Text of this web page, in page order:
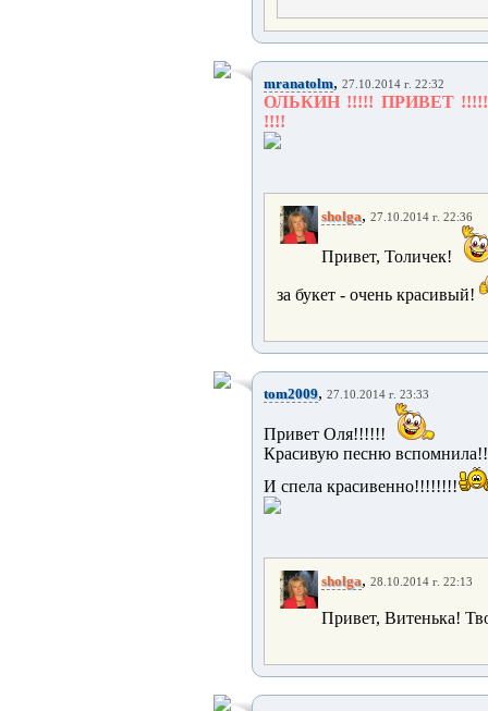
mranatolm, 27.10.2014 г. 22:32
ОЛЬКИН !!!!! ПРИВЕТ
!!!!
sholga, 27.10.2014 г. 22:36
Привет, Толичек!
за букет - очень красивый!
tom2009, 27.10.2014 г. 23:33
Привет Оля!!!!!!
Красивую песню
И спела красивенно!!!!!!!!
sholga, 28.10.2014 г. 22:13
Привет, Витенька!